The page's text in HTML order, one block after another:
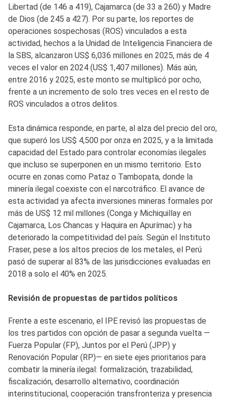
Libertad (de 146 a 419), Cajamarca (de 33 a 260) y Madre
de Dios (de 245 a 427). Por su parte, los reportes de
operaciones sospechosas (ROS) vinculados a esta
actividad, hechos a la Unidad de Inteligencia Financiera de
la SBS, alcanzaron US$ 6,036 millones en 2025, más de 4
veces el valor en 2024 (US$ 1,407 millones). Más aún,
entre 2016 y 2025, este monto se multiplicó por ocho,
frente a un incremento de solo tres veces en el resto de
ROS vinculados a otros delitos.
Esta dinámica responde, en parte, al alza del precio del oro,
que superó los US$ 4,500 por onza en 2025, y a la limitada
capacidad del Estado para controlar economías ilegales
que incluso se superponen en un mismo territorio. Esto
ocurre en zonas como Pataz o Tambopata, donde la
minería ilegal coexiste con el narcotráfico. El avance de
esta actividad ya afecta inversiones mineras formales por
más de US$ 12 mil millones (Conga y Michiquillay en
Cajamarca, Los Chancas y Haquira en Apurímac) y ha
deteriorado la competitividad del país. Según el Instituto
Fraser, pese a los altos precios de los metales, el Perú
pasó de superar al 83% de las jurisdicciones evaluadas en
2018 a solo el 40% en 2025.
Revisión de propuestas de partidos políticos
Frente a este escenario, el IPE revisó las propuestas de
los tres partidos con opción de pasar a segunda vuelta —
Fuerza Popular (FP), Juntos por el Perú (JPP) y
Renovación Popular (RP)— en siete ejes prioritarios para
combatir la minería ilegal: formalización, trazabilidad,
fiscalización, desarrollo alternativo, coordinación
interinstitucional, cooperación transfronteriza y presencia